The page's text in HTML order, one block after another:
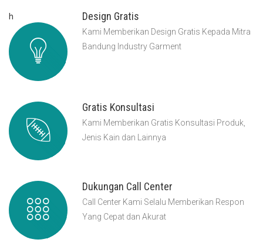
h Design Gratis
Kami Memberikan Design Gratis Kepada Mitra
Bandung Industry Garment
Gratis Konsultasi
Kami Memberikan Gratis Konsultasi Produk,
Jenis Kain dan Lainnya
Dukungan Call Center
Call Center Kami Selalu Memberikan Respon
Yang Cepat dan Akurat